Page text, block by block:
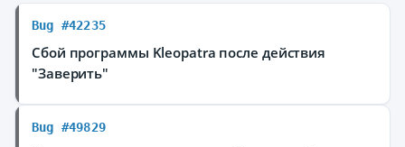
Bug #42235
Сбой программы Kleopatra после действия
"Заверить"
Bug #49829